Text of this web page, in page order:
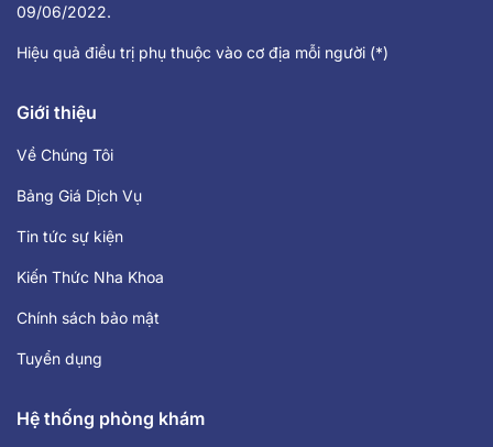
09/06/2022.
Hiệu quả điều trị phụ thuộc vào cơ địa mỗi người (*)
Giới thiệu
Về Chúng Tôi
Bảng Giá Dịch Vụ
Tin tức sự kiện
Kiến Thức Nha Khoa
Chính sách bảo mật
Tuyển dụng
Hệ thống phòng khám